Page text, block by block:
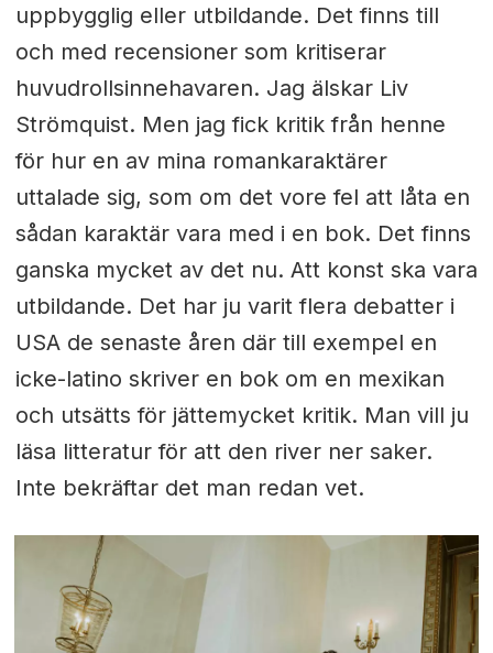
uppbygglig eller utbildande. Det finns till
och med recensioner som kritiserar
huvudrollsinnehavaren. Jag älskar Liv
Strömquist. Men jag fick kritik från henne
för hur en av mina romankaraktärer
uttalade sig, som om det vore fel att låta en
sådan karaktär vara med i en bok. Det finns
ganska mycket av det nu. Att konst ska vara
utbildande. Det har ju varit flera debatter i
USA de senaste åren där till exempel en
icke-latino skriver en bok om en mexikan
och utsätts för jättemycket kritik. Man vill ju
läsa litteratur för att den river ner saker.
Inte bekräftar det man redan vet.